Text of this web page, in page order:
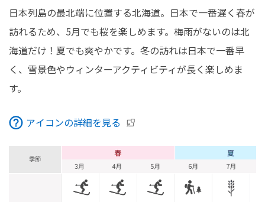
日本列島の最北端に位置する北海道。日本で一番遅く春が
訪れるため、5月でも桜を楽しめます。梅雨がないのは北
海道だけ！夏でも爽やかです。冬の訪れは日本で一番早
く、雪景色やウィンターアクティビティが長く楽しめま
す。
アイコンの詳細を見る